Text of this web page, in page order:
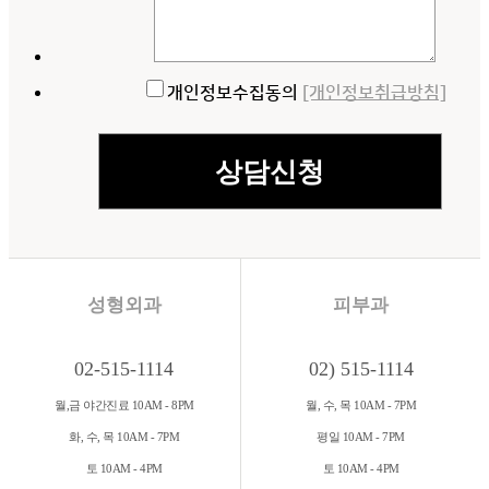
개인정보수집동의 [개인정보취급방침]
성형외과
02-515-1114
월,금 야간진료 10AM - 8PM
화, 수, 목 10AM - 7PM
토 10AM - 4PM
피부과
02) 515-1114
월, 수, 목 10AM - 7PM
평일 10AM - 7PM
토 10AM - 4PM